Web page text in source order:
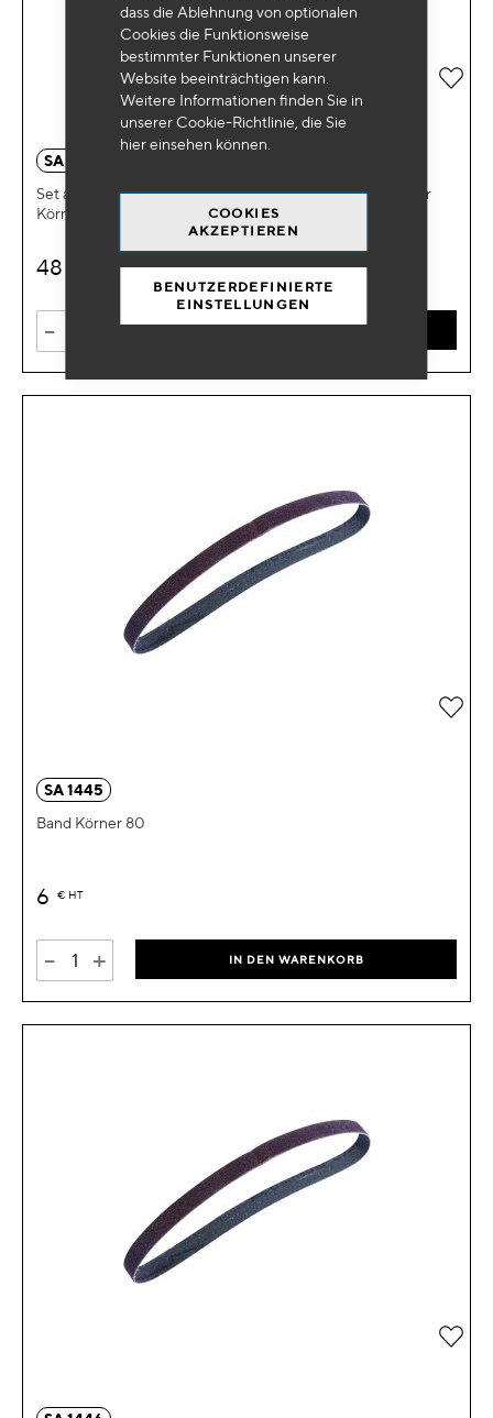
dass die Ablehnung von optionalen
Cookies die Funktionsweise
bestimmter Funktionen unserer
Website beeinträchtigen kann.
Weitere Informationen finden Sie in
unserer Cookie-Richtlinie, die Sie
hiereinsehen können.
COOKIES
AKZEPTIEREN
BENUTZERDEFINIERTE
EINSTELLUNGEN
SA 1447
Set aus 5 Streifen mit 80er Körnung + 5 Streifen mit 120er
Körnung
48
-
Zur
SA 1445
Band Körner 80
6 € HT
- + IN DEN WARENKORB
Zur
Zur